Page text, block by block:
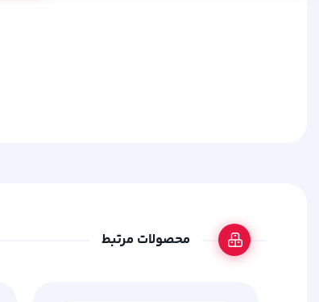
محصولات مرتبط